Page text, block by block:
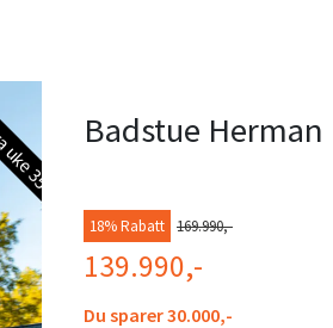
35 Badstue
18% Rabatt 169.990,-
139.990,-
Du sparer 30.000,-